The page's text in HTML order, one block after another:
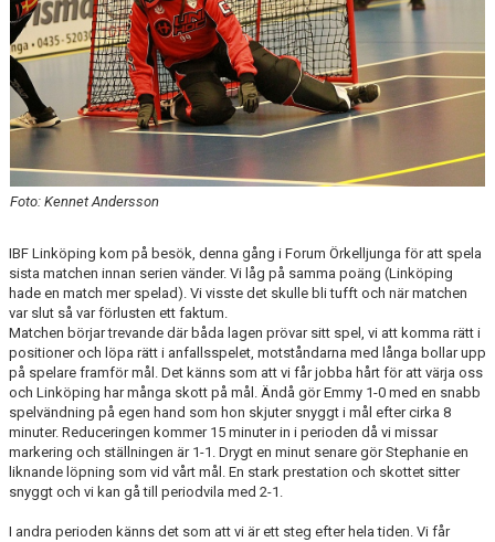
SERIETABELL
Foto: Kennet Andersson
IBF Linköping kom på besök, denna gång i Forum Örkelljunga för att spela
sista matchen innan serien vänder. Vi låg på samma poäng (Linköping
hade en match mer spelad). Vi visste det skulle bli tufft och när matchen
var slut så var förlusten ett faktum.
Matchen börjar trevande där båda lagen prövar sitt spel, vi att komma rätt i
positioner och löpa rätt i anfallsspelet, motståndarna med långa bollar upp
på spelare framför mål. Det känns som att vi får jobba hårt för att värja oss
och Linköping har många skott på mål. Ändå gör Emmy 1-0 med en snabb
spelvändning på egen hand som hon skjuter snyggt i mål efter cirka 8
minuter. Reduceringen kommer 15 minuter in i perioden då vi missar
markering och ställningen är 1-1. Drygt en minut senare gör Stephanie en
liknande löpning som vid vårt mål. En stark prestation och skottet sitter
snyggt och vi kan gå till periodvila med 2-1.
I andra perioden känns det som att vi är ett steg efter hela tiden. Vi får